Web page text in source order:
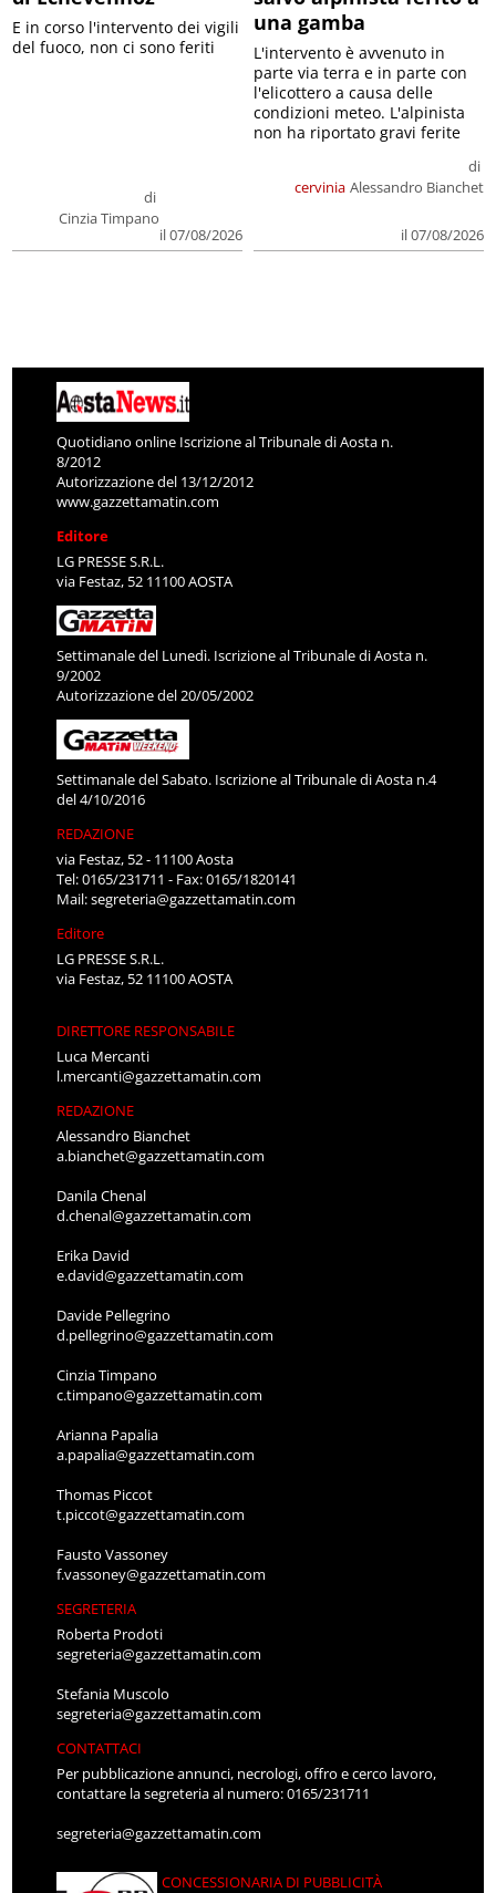
di
Cinzia Timpano
il 07/08/2026
E in corso l'intervento dei vigili
del fuoco, non ci sono feriti
una gamba
cervinia
di
Alessandro Bianchet
il 07/08/2026
L'intervento è avvenuto in
parte via terra e in parte con
l'elicottero a causa delle
condizioni meteo. L'alpinista
non ha riportato gravi ferite
Quotidiano online Iscrizione al Tribunale di Aosta n.
8/2012
Autorizzazione del 13/12/2012
www.gazzettamatin.com
Editore
LG PRESSE S.R.L.
via Festaz, 52 11100 AOSTA
Settimanale del Lunedì. Iscrizione al Tribunale di Aosta n.
9/2002
Autorizzazione del 20/05/2002
Settimanale del Sabato. Iscrizione al Tribunale di Aosta n.4
del 4/10/2016
REDAZIONE
via Festaz, 52 - 11100 Aosta
Tel: 0165/231711 - Fax: 0165/1820141
Mail:segreteria@gazzettamatin.com
Editore
LG PRESSE S.R.L.
via Festaz, 52 11100 AOSTA
DIRETTORE RESPONSABILE
Luca Mercanti
l.mercanti@gazzettamatin.com
REDAZIONE
Alessandro Bianchet
a.bianchet@gazzettamatin.com
Danila Chenal
d.chenal@gazzettamatin.com
Erika David
e.david@gazzettamatin.com
Davide Pellegrino
d.pellegrino@gazzettamatin.com
Cinzia Timpano
c.timpano@gazzettamatin.com
Arianna Papalia
a.papalia@gazzettamatin.com
Thomas Piccot
t.piccot@gazzettamatin.com
Fausto Vassoney
f.vassoney@gazzettamatin.com
SEGRETERIA
Roberta Prodoti
segreteria@gazzettamatin.com
Stefania Muscolo
segreteria@gazzettamatin.com
CONTATTACI
Per pubblicazione annunci, necrologi, offro e cerco lavoro,
contattare la segreteria al numero: 0165/231711
segreteria@gazzettamatin.com
CONCESSIONARIA DI PUBBLICITÀ